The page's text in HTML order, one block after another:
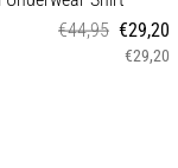
€44,95 €29,20
€29,20